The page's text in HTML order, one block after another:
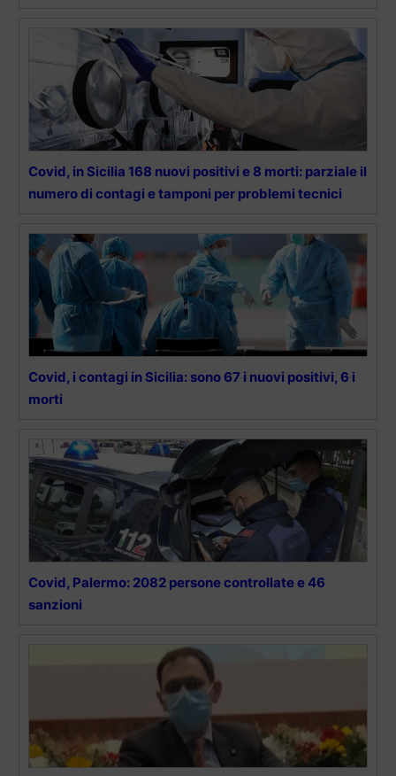
Covid, in Sicilia 168 nuovi positivi e 8 morti: parziale il
numero di contagi e tamponi per problemi tecnici
Covid, i contagi in Sicilia: sono 67 i nuovi positivi, 6 i
morti
Covid, Palermo: 2082 persone controllate e 46
sanzioni